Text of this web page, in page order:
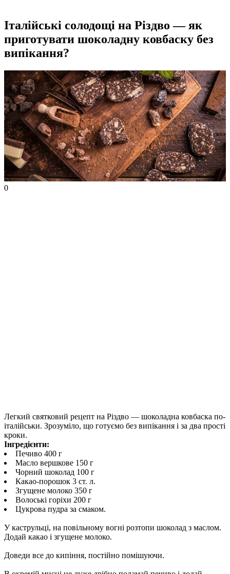
Італійські солодощі на Різдво — як
приготувати шоколадну ковбаску без
випікання?
0
Легкий святковий рецепт на Різдво — шоколадна ковбаска по-
італійськи. Зрозуміло, що готуємо без випікання і за два прості
кроки.
Інгредієнти:
Печиво 400 г
Масло вершкове 150 г
Чорний шоколад 100 г
Какао-порошок 3 ст. л.
Згущене молоко 350 г
Волоські горіхи 200 г
Цукрова пудра за смаком.
У каструльці, на повільному вогні розтопи шоколад з маслом.
Додай какао і згущене молоко.
Доведи все до кипіння, постійно помішуючи.